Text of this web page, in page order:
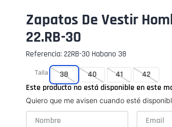
Zapatos De Vestir
22.RB-30
Referencia: 22RB-30 Habano 38
Talla 38 40 41
42
Este producto no está disponible en este
Quiero que me avisen cuando esté